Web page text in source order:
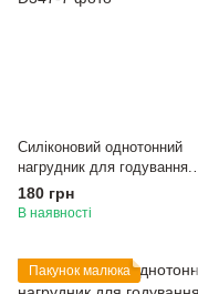
Силіконовий однотонний
нагрудник для годування.
Колекція «Перший
Сіро-блакитний
180 грн
В наявності
Пакунок малюка